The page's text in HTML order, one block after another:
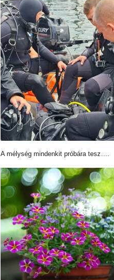
A mélység mindenkit próbára tesz….